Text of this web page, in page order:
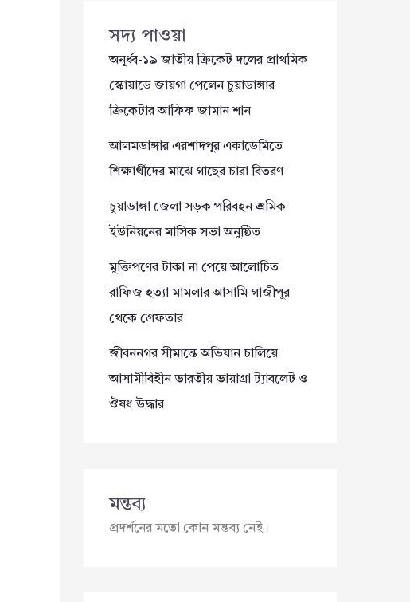
সদ্য পাওয়া
অনূর্ধ্ব-১৯ জাতীয় ক্রিকেট দলের প্রাথমিক
স্কোয়াডে জায়গা পেলেন চুয়াডাঙ্গার
ক্রিকেটার আফিফ জামান শান
আলমডাঙ্গার এরশাদপুর একাডেমিতে
শিক্ষার্থীদের মাঝে গাছের চারা বিতরণ
চুয়াডাঙ্গা জেলা সড়ক পরিবহন শ্রমিক
ইউনিয়নের মাসিক সভা অনুষ্ঠিত
মুক্তিপণের টাকা না পেয়ে আলোচিত
রাফিজ হত্যা মামলার আসামি গাজীপুর
থেকে গ্রেফতার
জীবননগর সীমান্তে অভিযান চালিয়ে
আসামীবিহীন ভারতীয় ভায়াগ্রা ট্যাবলেট ও
ঔষধ উদ্ধার
মন্তব্য
প্রদর্শনের মতো কোন মন্তব্য নেই।